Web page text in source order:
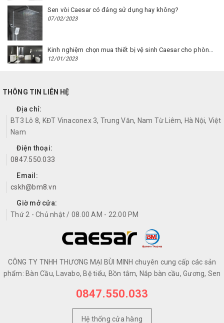
Sen vòi Caesar có đáng sử dụng hay không?
07/02/2023
Kinh nghiệm chọn mua thiết bị vệ sinh Caesar cho phòng trọ
12/01/2023
THÔNG TIN LIÊN HỆ
Địa chỉ:
BT3 Lô 8, KĐT Vinaconex 3, Trung Văn, Nam Từ Liêm, Hà Nội, Việt
Nam
Điện thoại:
0847.550.033
Email:
cskh@bm8.vn
Giờ mở cửa:
Thứ 2 - Chủ nhật / 08.00 AM - 22.00 PM
CÔNG TY TNHH THƯƠNG MẠI BÙI MINH chuyên cung cấp các sản
phẩm: Bàn Cầu, Lavabo, Bệ tiểu, Bồn tắm, Nắp bàn cầu, Gương, Sen
0847.550.033
Hệ thống cửa hàng